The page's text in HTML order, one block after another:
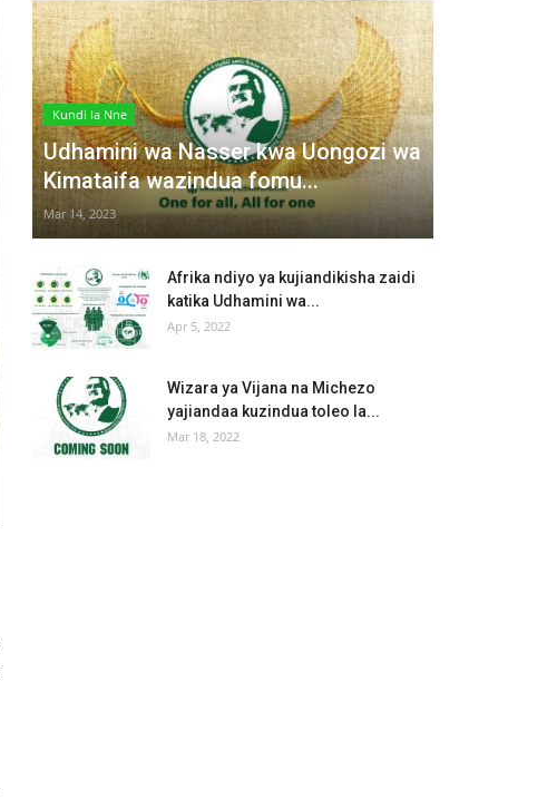
Kundi la Nne
Udhamini wa Nasser kwa Uongozi wa
Kimataifa wazindua fomu...
Mar 14, 2023
Afrika ndiyo ya kujiandikisha zaidi
katika Udhamini wa...
Apr 5, 2022
Wizara ya Vijana na Michezo
yajiandaa kuzindua toleo la...
Mar 18, 2022